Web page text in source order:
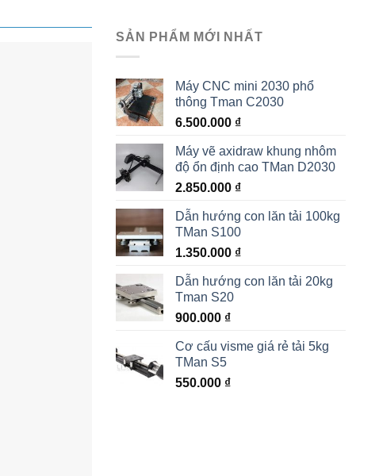
SẢN PHẨM MỚI NHẤT
Máy CNC mini 2030 phổ
thông Tman C2030
6.500.000 ₫
Máy vẽ axidraw khung nhôm
độ ổn định cao TMan D2030
2.850.000 ₫
Dẫn hướng con lăn tải 100kg
TMan S100
1.350.000 ₫
Dẫn hướng con lăn tải 20kg
Tman S20
900.000 ₫
Cơ cấu visme giá rẻ tải 5kg
TMan S5
550.000 ₫